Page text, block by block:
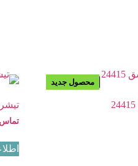
موجود نیست
محصول جدید
تماس